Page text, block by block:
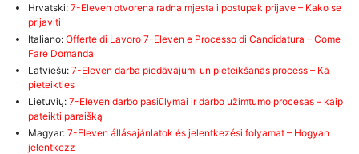
Hrvatski: 7-Eleven otvorena radna mjesta i postupak prijave – Kako se
prijaviti
Italiano: Offerte di Lavoro 7-Eleven e Processo di Candidatura – Come
Fare Domanda
Latviešu: 7-Eleven darba piedāvājumi un pieteikšanās process – Kā
pieteikties
Lietuvių: 7-Eleven darbo pasiūlymai ir darbo užimtumo procesas – kaip
pateikti paraišką
Magyar: 7-Eleven állásajánlatok és jelentkezési folyamat – Hogyan
jelentkezz